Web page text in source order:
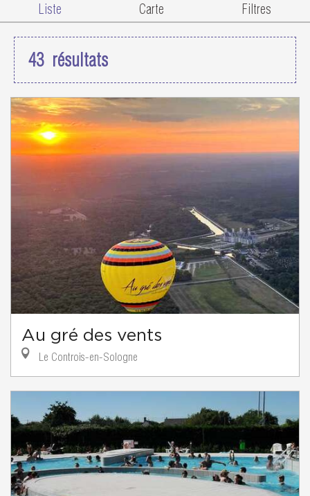
Liste Carte Filtres
43 résultats
Au gré des vents
Le Controis-en-Sologne